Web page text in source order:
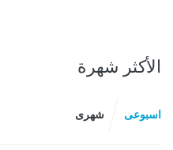
الأكثر شهرة
اسبوعى شهرى